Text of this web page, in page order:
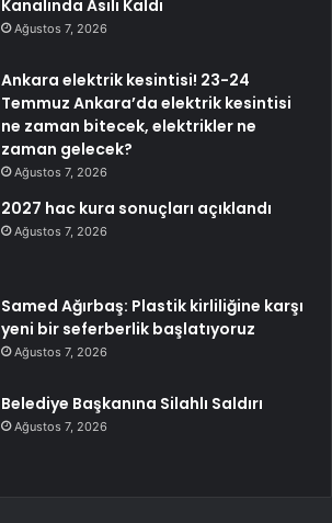
Kanalında Asılı Kaldı
Ağustos 7, 2026
Ankara elektrik kesintisi! 23-24
Temmuz Ankara’da elektrik kesintisi
ne zaman bitecek, elektrikler ne
zaman gelecek?
Ağustos 7, 2026
2027 hac kura sonuçları açıklandı
Ağustos 7, 2026
Samed Ağırbaş: Plastik kirliliğine karşı
yeni bir seferberlik başlatıyoruz
Ağustos 7, 2026
Belediye Başkanına Silahlı Saldırı
Ağustos 7, 2026